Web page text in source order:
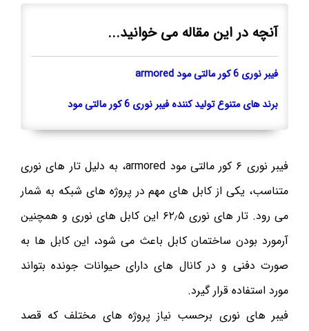
آنچه در این مقاله می خوانید...
فیبر نوری 6 کور مالتی مود armored
برند های متنوع تولید کننده فیبر نوری 6 کور مالتی مود
فیبر نوری ۶ کور مالتی مود armored، به دلیل تار های نوری
متناسب، یکی از کابل های مهم در پروژه های شبکه به شمار
می رود. تار های نوری ۶۲٫۵ این کابل های نوری و همچنین
آرمورد بودن ساختمان کابل باعث می شود، این کابل ها به
صورت دفنی و در کانال های دارای حیوانات جونده بتواند
مورد استفاده قرار گیرد.
فیبر های نوری برحسب نیاز پروژه های مختلف که قصد